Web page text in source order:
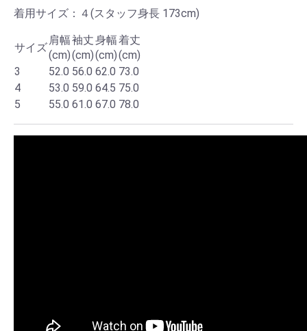
着用サイズ：４(スタッフ身長 173cm)
サイズ
肩幅
(cm)
袖丈
(cm)
身幅
(cm)
着丈
(cm)
3
52.0 56.0 62.0 73.0
4
53.0 59.0 64.5 75.0
5
55.0 61.0 67.0 78.0